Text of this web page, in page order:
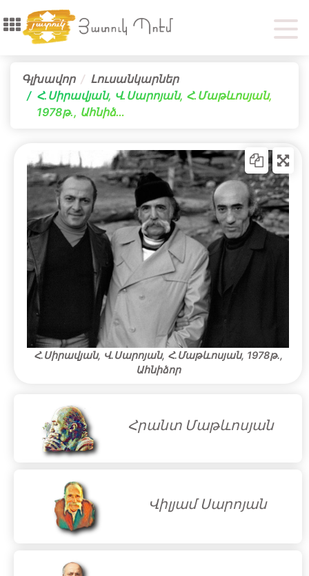
Գլխավոր
Լուսանկարներ
Հ.Սիրավյան, Վ.Սարոյան, Հ.Մաթևոսյան,
1978թ., Ահնիձ…
Հ.Սիրավյան, Վ.Սարոյան, Հ.Մաթևոսյան, 1978թ.,
Ահնիձոր
Հրանտ Մաթևոսյան
Վիլյամ Սարոյան